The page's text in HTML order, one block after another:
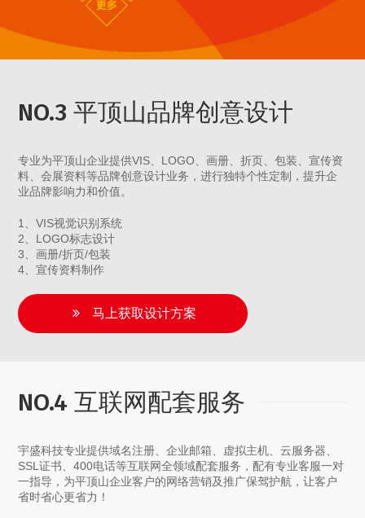
NO.3 平顶山品牌创意设计
专业为平顶山企业提供VIS、LOGO、画册、折页、包装、宣传资
料、会展资料等品牌创意设计业务，进行独特个性定制，提升企
业品牌影响力和价值。
1、VIS视觉识别系统
2、LOGO标志设计
3、画册/折页/包装
4、宣传资料制作
马上获取设计方案
NO.4 互联网配套服务
宇盛科技专业提供域名注册、企业邮箱、虚拟主机、云服务器、
SSL证书、400电话等互联网全领域配套服务，配有专业客服一对
一指导，为平顶山企业客户的网络营销及推广保驾护航，让客户
省时省心更省力！